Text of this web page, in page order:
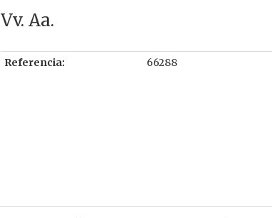
Vv. Aa.
Referencia: 66288